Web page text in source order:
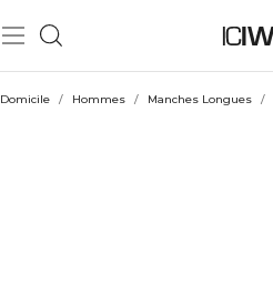
Domicile / Hommes / Manches Longues /